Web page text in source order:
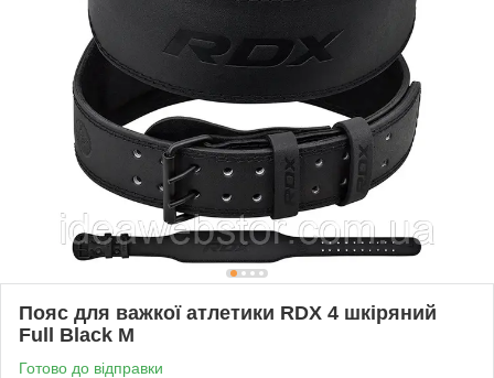
Пояс для важкої атлетики RDX 4 шкіряний
Full Black M
Готово до відправки